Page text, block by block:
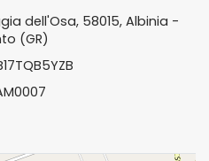
dell'Osa, 58015, Albinia -
(GR)